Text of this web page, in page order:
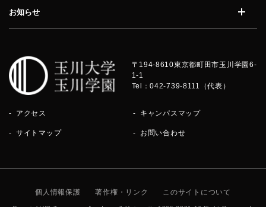
お知らせ
〒194-8610東京都町田市玉川学園6-
1-1
Tel：042-739-8111（代表）
アクセス キャンパスマップ
サイトマップ お問い合わせ
個人情報保護 著作権・リンク このサイトについて